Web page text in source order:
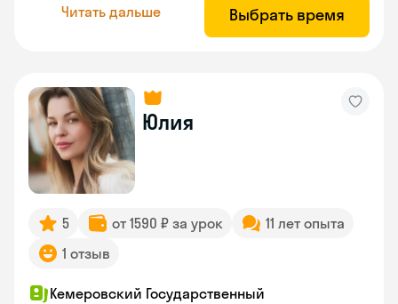
Читать дальше Выбрать время
Юлия
5 от 1590 ₽ за урок
11 лет опыта
1 отзыв
Кемеровский Государственный